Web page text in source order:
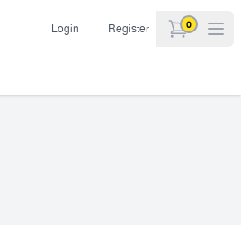
Login Register 0
items in